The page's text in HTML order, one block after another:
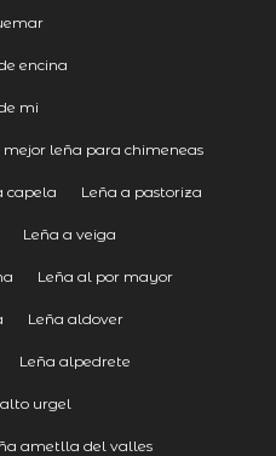
encina
mi
mejor leña para chimeneas
capela Leña a pastoriza
Leña a veiga
Leña al por mayor
Leña aldover
Leña alpedrete
urgel
ametlla del valles